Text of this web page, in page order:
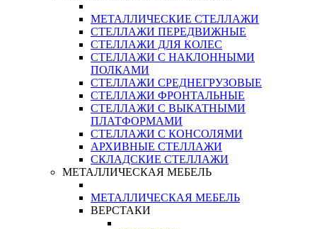
МЕТАЛЛИЧЕСКИЕ СТЕЛЛАЖИ
СТЕЛЛАЖИ ПЕРЕДВИЖНЫЕ
СТЕЛЛАЖИ ДЛЯ КОЛЕС
СТЕЛЛАЖИ С НАКЛОННЫМИ
ПОЛКАМИ
СТЕЛЛАЖИ СРЕДНЕГРУЗОВЫЕ
СТЕЛЛАЖИ ФРОНТАЛЬНЫЕ
СТЕЛЛАЖИ С ВЫКАТНЫМИ
ПЛАТФОРМАМИ
СТЕЛЛАЖИ С КОНСОЛЯМИ
АРХИВНЫЕ СТЕЛЛАЖИ
СКЛАДСКИЕ СТЕЛЛАЖИ
МЕТАЛЛИЧЕСКАЯ МЕБЕЛЬ
МЕТАЛЛИЧЕСКАЯ МЕБЕЛЬ
ВЕРСТАКИ